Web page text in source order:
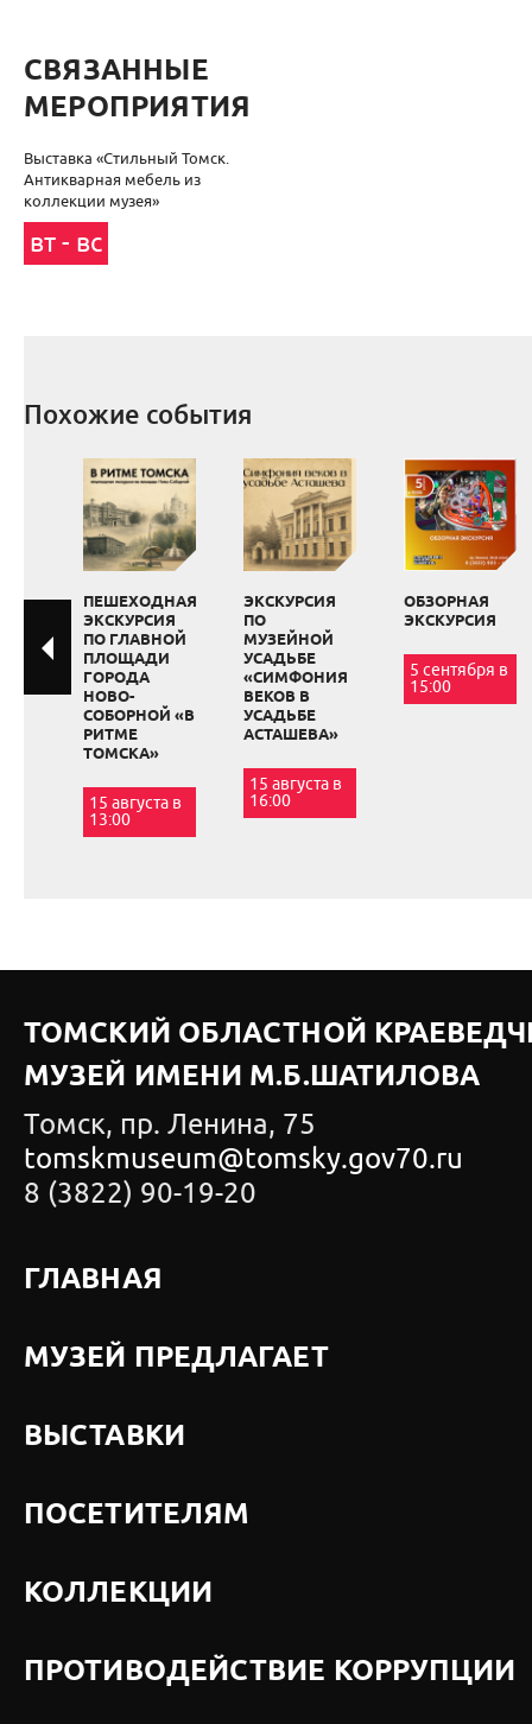
СВЯЗАННЫЕ
МЕРОПРИЯТИЯ
Выставка «Стильный Томск.
Антикварная мебель из
коллекции музея»
вт - вс
Похожие события
ПЕШЕХОДНАЯ
ЭКСКУРСИЯ
ПО ГЛАВНОЙ
ПЛОЩАДИ
ГОРОДА
НОВО-
СОБОРНОЙ «В
РИТМЕ
ТОМСКА»
15 августа в
13:00
ЭКСКУРСИЯ
ПО
МУЗЕЙНОЙ
УСАДЬБЕ
«СИМФОНИЯ
ВЕКОВ В
УСАДЬБЕ
АСТАШЕВА»
15 августа в
16:00
ОБЗОРНАЯ
ЭКСКУРСИЯ
5 сентября в
15:00
ТОМСКИЙ ОБЛАСТНОЙ
МУЗЕЙ ИМЕНИ М.Б.ШАТИЛОВА
Томск, пр. Ленина, 75
tomskmuseum@tomsky.gov70.ru
8 (3822) 90-19-20
ГЛАВНАЯ
МУЗЕЙ ПРЕДЛАГАЕТ
ВЫСТАВКИ
ПОСЕТИТЕЛЯМ
КОЛЛЕКЦИИ
ПРОТИВОДЕЙСТВИЕ КОРРУПЦИИ